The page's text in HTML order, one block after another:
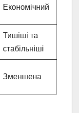
Економічний
Тишіші та
стабільніші
Зменшена